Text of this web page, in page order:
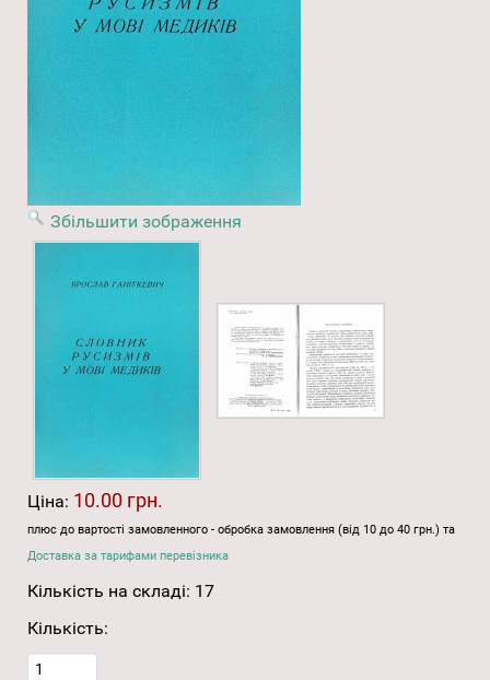
Збільшити зображення
Ціна: 10.00 грн.
плюс до вартості замовленного - обробка замовлення (від 10 до 40 грн.) та
Доставка за тарифами перевізника
Кількість на складі: 17
Кількість: